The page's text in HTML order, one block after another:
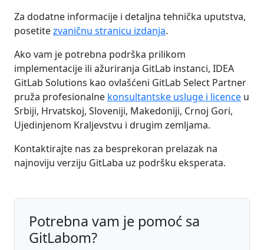
Za dodatne informacije i detaljna tehnička uputstva,
posetitezvaničnu stranicu izdanja.
Ako vam je potrebna podrška prilikom
implementacije ili ažuriranja GitLab instanci, IDEA
GitLab Solutions kao ovlašćeni GitLab Select Partner
pruža profesionalne konsultantske usluge i licence u
Srbiji, Hrvatskoj, Sloveniji, Makedoniji, Crnoj Gori,
Ujedinjenom Kraljevstvu i drugim zemljama.
Kontaktirajte nas za besprekoran prelazak na
najnoviju verziju GitLaba uz podršku eksperata.
Potrebna vam je pomoć sa
GitLabom?